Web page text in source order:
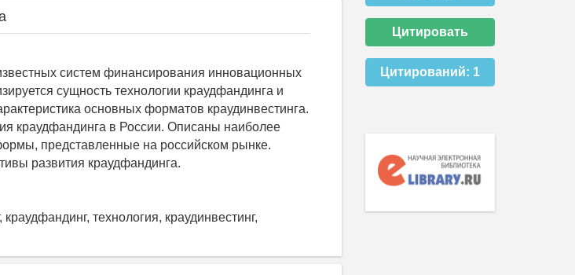
систем финансирования инновационных
сущность технологии краудфандинга и
основных форматов краудинвестинга.
краудфандинга в России. Описаны наиболее
представленные на российском рынке.
развития краудфандинга.
технология, краудинвестинг,
Цитировать
Цитирований: 1